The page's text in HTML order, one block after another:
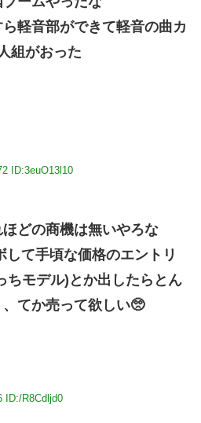
軽音部ができて軽音の曲カ
組がおった
ID:3euO13l10
どの商機は無いやろな
て手頃な価格のエントリ
ちモデル)とか出したらとん
てか売って欲しい🥺
ID:/R8Cdljd0